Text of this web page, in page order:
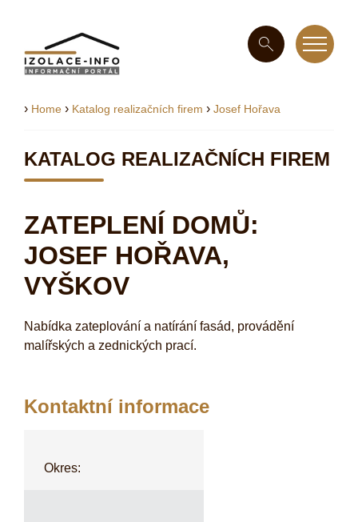
› Home › Katalog realizačních firem › Josef Hořava
KATALOG REALIZAČNÍCH FIREM
ZATEPLENÍ DOMŮ:
JOSEF HOŘAVA,
VYŠKOV
Nabídka zateplování a natírání fasád, provádění
malířských a zednických prací.
Kontaktní informace
Okres: